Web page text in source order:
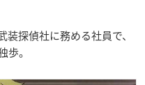
装探偵社に務める社員で、
。